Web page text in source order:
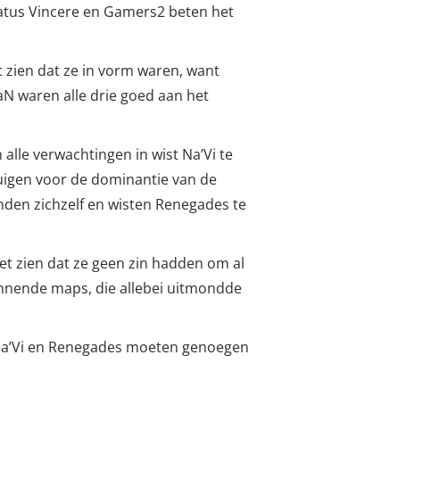
Vincere en Gamers2 beten het
zien dat ze in vorm waren, want
waren alle drie goed aan het
verwachtingen in wist Na’Vi te
voor de dominantie van de
zichzelf en wisten Renegades te
zien dat ze geen zin hadden om al
maps, die allebei uitmondde
en Renegades moeten genoegen